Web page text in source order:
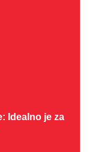
Idealno je za